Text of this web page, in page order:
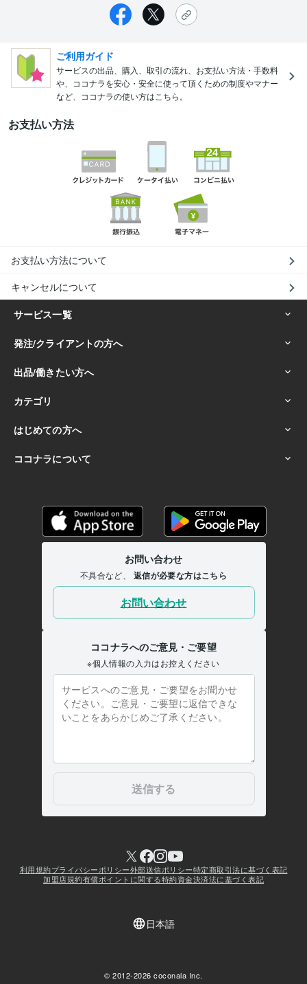
ご利用ガイド
サービスの出品、購入、取引の流れ、お支払い方法・手数料
や、ココナラを安心・安全に使って頂くための制度やマナー
など、ココナラの使い方はこちら。
お支払い方法
お支払い方法について
キャンセルについて